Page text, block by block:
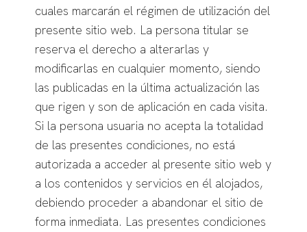
cuales marcarán el régimen de utilización del
presente sitio web. La persona titular se
reserva el derecho a alterarlas y
modificarlas en cualquier momento, siendo
las publicadas en la última actualización las
que rigen y son de aplicación en cada visita.
Si la persona usuaria no acepta la totalidad
de las presentes condiciones, no está
autorizada a acceder al presente sitio web y
a los contenidos y servicios en él alojados,
debiendo proceder a abandonar el sitio de
forma inmediata. Las presentes condiciones